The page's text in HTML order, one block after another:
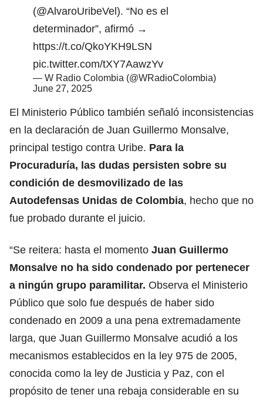
(@AlvaroUribeVel). “No es el
determinador”, afirmó →
https://t.co/QkoYKH9LSN
pic.twitter.com/tXY7AawzYv
— W Radio Colombia (@WRadioColombia)
June 27, 2025
El Ministerio Público también señaló inconsistencias
en la declaración de Juan Guillermo Monsalve,
principal testigo contra Uribe. Para la
Procuraduría, las dudas persisten sobre su
condición de desmovilizado de las
Autodefensas Unidas de Colombia, hecho que no
fue probado durante el juicio.
“Se reitera: hasta el momento Juan Guillermo
Monsalve no ha sido condenado por pertenecer
a ningún grupo paramilitar. Observa el Ministerio
Público que solo fue después de haber sido
condenado en 2009 a una pena extremadamente
larga, que Juan Guillermo Monsalve acudió a los
mecanismos establecidos en la ley 975 de 2005,
conocida como la ley de Justicia y Paz, con el
propósito de tener una rebaja considerable en su